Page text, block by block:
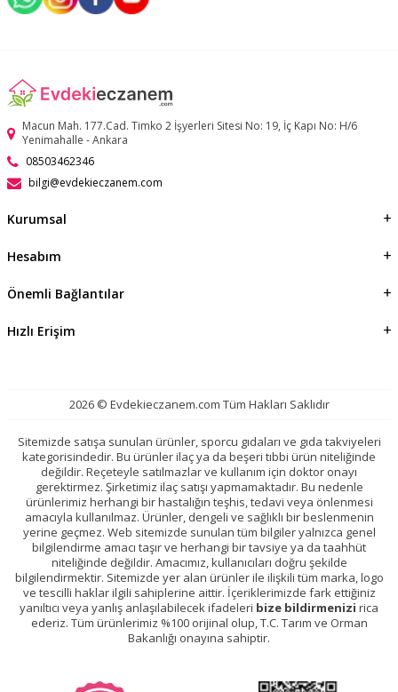
Macun Mah. 177.Cad. Timko 2 İşyerleri Sitesi No: 19, İç Kapı No: H/6
Yenimahalle - Ankara
08503462346
bilgi@evdekieczanem.com
Kurumsal
Hesabım
Önemli Bağlantılar
Hızlı Erişim
2026 © Evdekieczanem.com Tüm Hakları Saklıdır
Sitemizde satışa sunulan ürünler, sporcu gıdaları ve gıda takviyeleri
kategorisindedir. Bu ürünler ilaç ya da beşeri tıbbi ürün niteliğinde
değildir. Reçeteyle satılmazlar ve kullanım için doktor onayı
gerektirmez. Şirketimiz ilaç satışı yapmamaktadır. Bu nedenle
ürünlerimiz herhangi bir hastalığın teşhis, tedavi veya önlenmesi
amacıyla kullanılmaz. Ürünler, dengeli ve sağlıklı bir beslenmenin
yerine geçmez. Web sitemizde sunulan tüm bilgiler yalnızca genel
bilgilendirme amacı taşır ve herhangi bir tavsiye ya da taahhüt
niteliğinde değildir. Amacımız, kullanıcıları doğru şekilde
bilgilendirmektir. Sitemizde yer alan ürünler ile ilişkili tüm marka, logo
ve tescilli haklar ilgili sahiplerine aittir. İçeriklerimizde fark ettiğiniz
yanıltıcı veya yanlış anlaşılabilecek ifadeleri bize bildirmenizi rica
ederiz. Tüm ürünlerimiz %100 orijinal olup, T.C. Tarım ve Orman
Bakanlığı onayına sahiptir.